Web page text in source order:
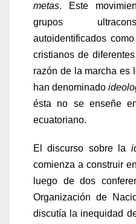
metas. Este
grupos
autoidentificados
cristianos de
razón de la marcha es
han denominado
ésta no se enseñe
ecuatoriano.
El discurso sobre la
comienza a construir
luego de dos
Organización de
discutía la inequidad